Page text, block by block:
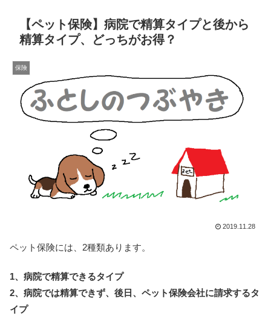
【ペット保険】病院で精算タイプと後から
精算タイプ、どっちがお得？
保険
2019.11.28
ペット保険には、2種類あります。
1、病院で精算できるタイプ
2、病院では精算できず、後日、ペット保険会社に請求するタ
イプ